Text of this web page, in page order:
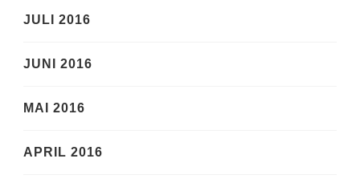
JULI 2016
JUNI 2016
MAI 2016
APRIL 2016